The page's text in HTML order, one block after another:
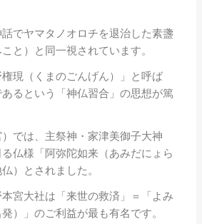
でヤマタノオロチを退治した素盞
と）と同一視されています。
現（くまのごんげん）」と呼ば
るという「神仏習合」の思想が篤
では、主祭神・家津美御子大神
仏様「阿弥陀如来（あみだにょら
）とされました。
宮大社は「来世の救済」＝「よみ
）」のご利益が最も有名です。